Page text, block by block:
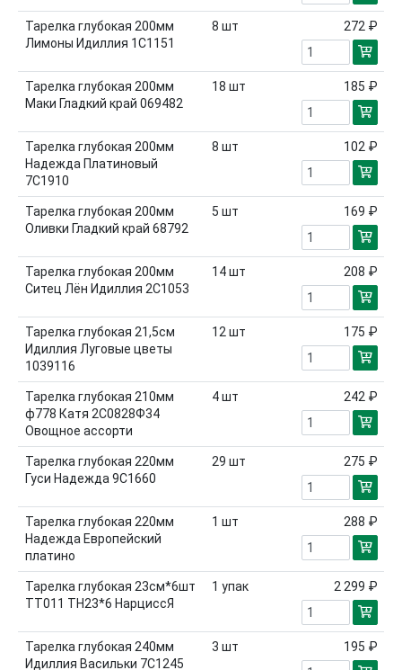
Тарелка глубокая 200мм
Лимоны Идиллия 1С1151
8 шт 272 ₽
Тарелка глубокая 200мм
Маки Гладкий край 069482
18 шт 185 ₽
Тарелка глубокая 200мм
Надежда Платиновый
7С1910
8 шт 102 ₽
Тарелка глубокая 200мм
Оливки Гладкий край 68792
5 шт 169 ₽
Тарелка глубокая 200мм
Ситец Лён Идиллия 2С1053
14шт 208 ₽
Тарелка глубокая 21,5см
Идиллия Луговые цветы
1039116
12 шт 175 ₽
Тарелка глубокая 210мм
ф778 Катя 2С0828Ф34
Овощное ассорти
4шт 242 ₽
Тарелка глубокая 220мм
Гуси Надежда 9С1660
29 шт 275 ₽
Тарелка глубокая 220мм
Надежда Европейский
платино
1 шт 288 ₽
Тарелка глубокая 23см*6шт
TT011 TН23*6 НарциссЯ
1 упак 2 299 ₽
Тарелка глубокая 240мм
Идиллия Васильки 7С1245
3 шт 195 ₽